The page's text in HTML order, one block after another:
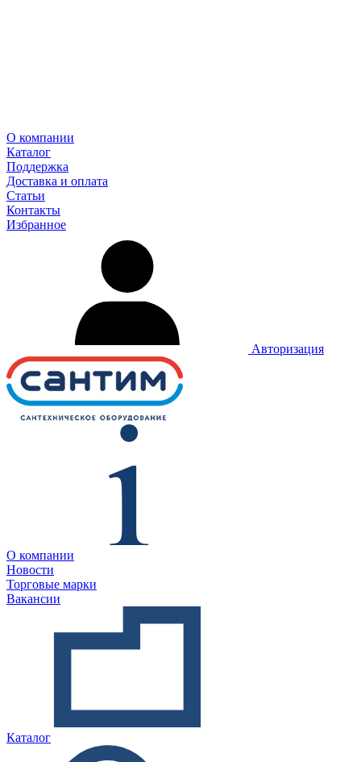
О компании
Каталог
Поддержка
Доставка и оплата
Статьи
Контакты
Избранное
Авторизация
О компании
Новости
Торговые марки
Вакансии
Каталог